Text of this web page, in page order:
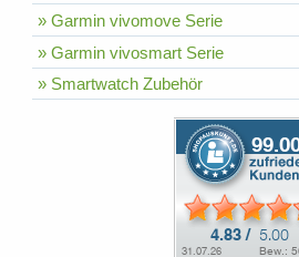
» Garmin vivomove Serie
» Garmin vivosmart Serie
» Smartwatch Zubehör